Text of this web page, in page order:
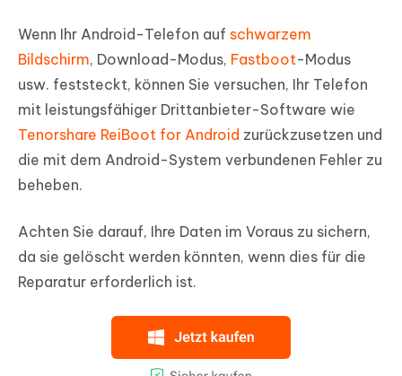
Wenn Ihr Android-Telefon auf schwarzem
Bildschirm, Download-Modus, Fastboot-Modus
usw. feststeckt, können Sie versuchen, Ihr Telefon
mit leistungsfähiger Drittanbieter-Software wie
Tenorshare ReiBoot for Android zurückzusetzen und
die mit dem Android-System verbundenen Fehler zu
beheben.
Achten Sie darauf, Ihre Daten im Voraus zu sichern,
da sie gelöscht werden könnten, wenn dies für die
Reparatur erforderlich ist.